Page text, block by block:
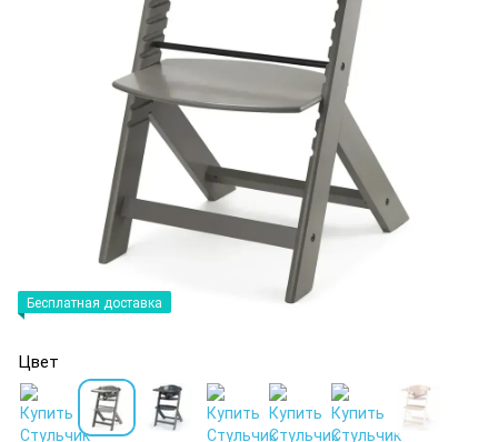
Бесплатная доставка
Цвет